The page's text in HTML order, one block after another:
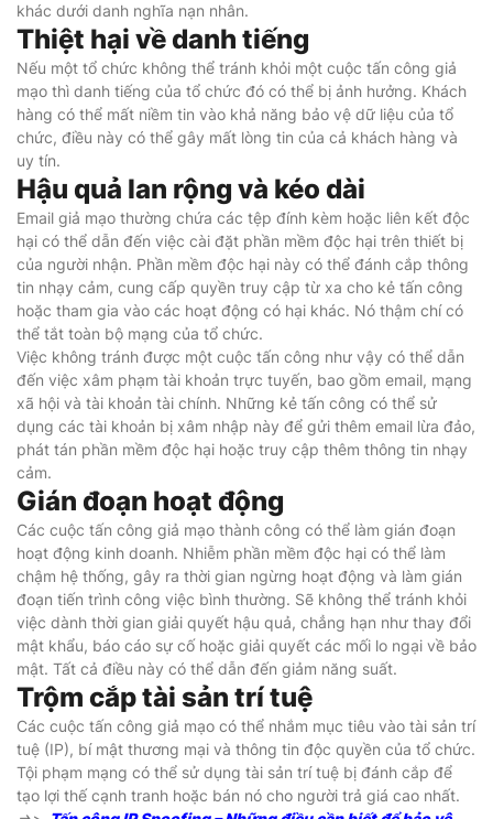
khác dưới danh nghĩa nạn nhân.
Thiệt hại về danh tiếng
Nếu một tổ chức không thể tránh khỏi một cuộc tấn công giả
mạo thì danh tiếng của tổ chức đó có thể bị ảnh hưởng. Khách
hàng có thể mất niềm tin vào khả năng bảo vệ dữ liệu của tổ
chức, điều này có thể gây mất lòng tin của cả khách hàng và
uy tín.
Hậu quả lan rộng và kéo dài
Email giả mạo thường chứa các tệp đính kèm hoặc liên kết độc
hại có thể dẫn đến việc cài đặt phần mềm độc hại trên thiết bị
của người nhận. Phần mềm độc hại này có thể đánh cắp thông
tin nhạy cảm, cung cấp quyền truy cập từ xa cho kẻ tấn công
hoặc tham gia vào các hoạt động có hại khác. Nó thậm chí có
thể tắt toàn bộ mạng của tổ chức.
Việc không tránh được một cuộc tấn công như vậy có thể dẫn
đến việc xâm phạm tài khoản trực tuyến, bao gồm email, mạng
xã hội và tài khoản tài chính. Những kẻ tấn công có thể sử
dụng các tài khoản bị xâm nhập này để gửi thêm email lừa đảo,
phát tán phần mềm độc hại hoặc truy cập thêm thông tin nhạy
cảm.
Gián đoạn hoạt động
Các cuộc tấn công giả mạo thành công có thể làm gián đoạn
hoạt động kinh doanh. Nhiễm phần mềm độc hại có thể làm
chậm hệ thống, gây ra thời gian ngừng hoạt động và làm gián
đoạn tiến trình công việc bình thường. Sẽ không thể tránh khỏi
việc dành thời gian giải quyết hậu quả, chẳng hạn như thay đổi
mật khẩu, báo cáo sự cố hoặc giải quyết các mối lo ngại về bảo
mật. Tất cả điều này có thể dẫn đến giảm năng suất.
Trộm cắp tài sản trí tuệ
Các cuộc tấn công giả mạo có thể nhắm mục tiêu vào tài sản trí
tuệ (IP), bí mật thương mại và thông tin độc quyền của tổ chức.
Tội phạm mạng có thể sử dụng tài sản trí tuệ bị đánh cắp để
tạo lợi thế cạnh tranh hoặc bán nó cho người trả giá cao nhất.